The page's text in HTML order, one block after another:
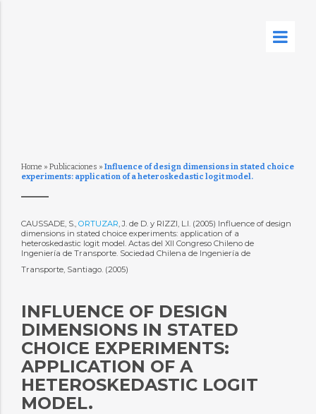
Home » Publicaciones » Influence of design dimensions in stated choice
experiments: application of a heteroskedastic logit model.
CAUSSADE, S., ORTUZAR, J. de D. y RIZZI, L.I. (2005) Influence of design
dimensions in stated choice experiments: application of a
heteroskedastic logit model. Actas del XII Congreso Chileno de
Ingeniería de Transporte. Sociedad Chilena de Ingeniería de
Transporte, Santiago. (2005)
INFLUENCE OF DESIGN
DIMENSIONS IN STATED
CHOICE EXPERIMENTS:
APPLICATION OF A
HETEROSKEDASTIC LOGIT
MODEL.